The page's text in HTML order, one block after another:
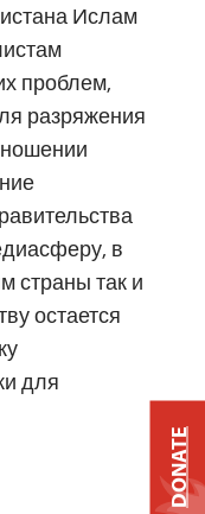
Ислам
проблем,
разряжения
в
страны так и
остается
для
DONATE